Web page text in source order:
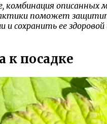
комбинация описанных
поможет
сохранить ее здоровой
к посадке